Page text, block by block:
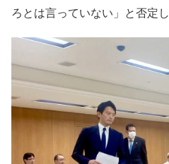
ろとは言っていない」と否定し